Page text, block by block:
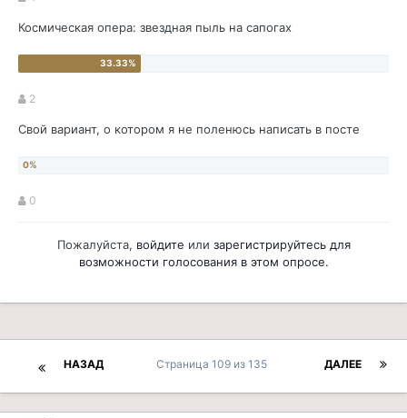
Космическая опера: звездная пыль на сапогах
2
Свой вариант, о котором я не поленюсь написать в посте
0
Пожалуйста, войдите или зарегистрируйтесьдля
возможности голосования в этом опросе.
НАЗАД ДАЛЕЕ
Страница 109 из 135